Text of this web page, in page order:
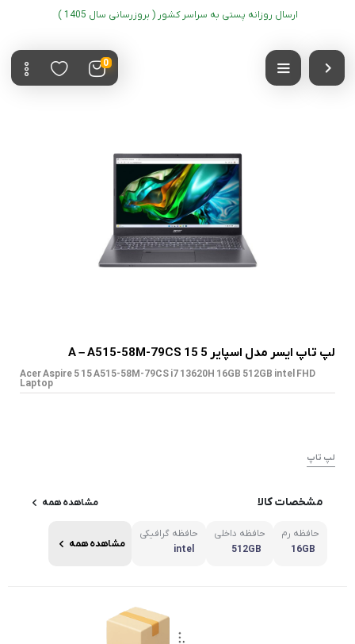
ارسال روزانه پستی به سراسر کشور ( بروزرسانی سال 1405 )
0
لپ تاپ ایسر مدل اسپایر 5 15 A – A515-58M-79CS
Acer Aspire 5 15 A515-58M-79CS i7 13620H 16GB 512GB intel FHD
Laptop
لپ تاپ
مشخصات کالا مشاهده همه
حافظه رم
16GB
حافظه داخلی
512GB
حافظه گرافیکی
intel
مشاهده همه